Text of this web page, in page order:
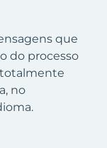
que
do processo
no